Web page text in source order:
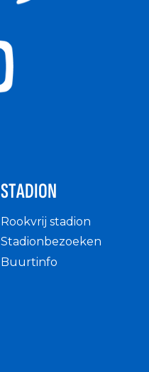
STADION
Rookvrij stadion
Stadionbezoeken
Buurtinfo